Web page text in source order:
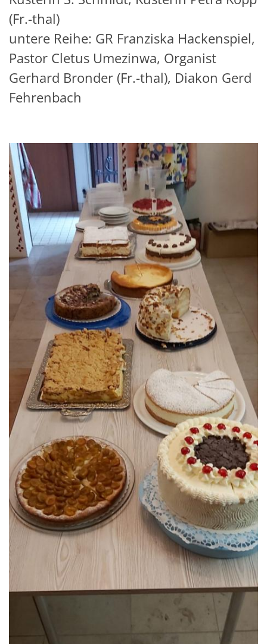
(Fr.-thal)
untere Reihe: GR Franziska Hackenspiel,
Pastor Cletus Umezinwa, Organist
Gerhard Bronder (Fr.-thal), Diakon Gerd
Fehrenbach